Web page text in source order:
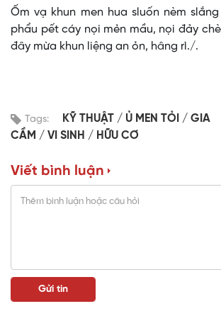
Ốm vạ khun men hua sluốn nèm
phẩu pết cáy nọi mẻn mầu, nọi đảy
đây mừa khun liệng an ỏn, hâng rì./.
Tags: KỸ THUẬT Ủ MEN TỎI
GIA
CẦM
VI SINH HỮU CƠ
Viết bình luận